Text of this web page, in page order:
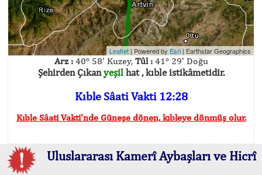
Leaflet | Powered by Esri | Earthstar Geographics
Arz :40° 58' Kuzey, Tûl :41° 29' Doğu
Şehirden Çıkanyeşilhat , kıble istikâmetidir.
Kıble Sâati Vakti 12:28
Kıble Sâati Vakti'nde Güneşe dönen, kıbleye dönmüş olur.
Uluslararası Kamerî Aybaşları ve Hicrî